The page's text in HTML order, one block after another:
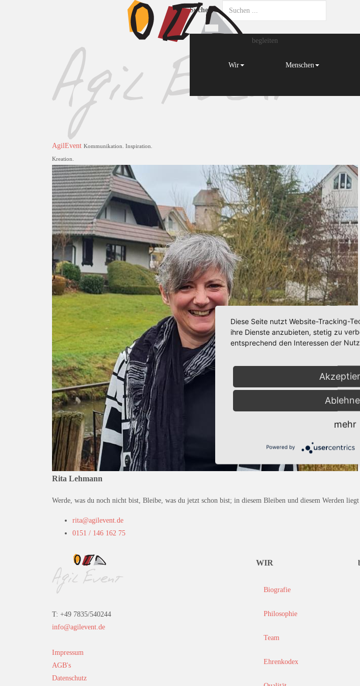
AgilEvent Kommunikation. Inspiration.
Kreation.
Suchen ...
Wir
begleiten
Menschen
Rita Lehmann
Werde, was du noch nicht bist, Bleibe, was du jetzt schon bist; in diesem Bleiben und diesem Werden
rita@agilevent.de
0151 / 146 162 75
T: +49 7835/540244
info@agilevent.de
Impressum
AGB's
Datenschutz
WIR
Biografie
Philosophie
Team
Ehrenkodex
Diese Seite nutzt Website-Tracking-
ihre Dienste anzubieten, stetig zu
entsprechend den Interessen der
mehr
Powered by